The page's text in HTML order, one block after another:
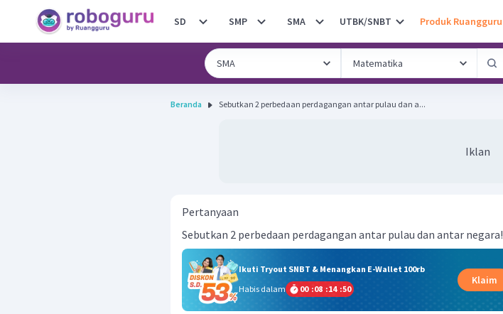
SD SMP SMA UTBK/SNBT Produk Ruangguru
Beranda Sebutkan 2 perbedaan perdagangan antar pulau dan a...
Iklan
Pertanyaan
Sebutkan 2 perbedaan perdagangan antar pulau dan antar negara!
Ikuti Tryout SNBT & Menangkan E-Wallet 100rb
Habis dalam
00 :08 :14 :50
Klaim